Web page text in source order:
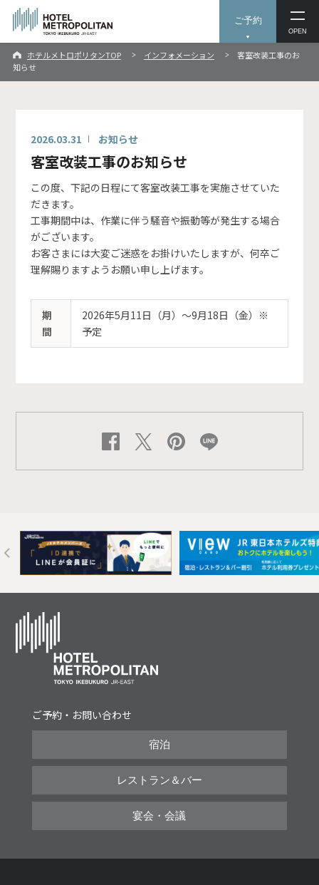
ご予約
OPEN
ホテルメトロポリタンTOP インフォメーション
客室改装工事のお
知らせ
2026.03.31 お知らせ
客室改装工事のお知らせ
この度、下記の日程にて客室改装工事を実施させていた
だきます。
工事期間中は、作業に伴う騒音や振動等が発生する場合
がございます。
お客さまには大変ご迷惑をお掛けいたしますが、何卒ご
理解賜りますようお願い申し上げます。
期
間
2026年5月11日（月）～9月18日（金）※
予定
Next
ご予約・お問い合わせ
宿泊
レストラン＆バー
宴会・会議